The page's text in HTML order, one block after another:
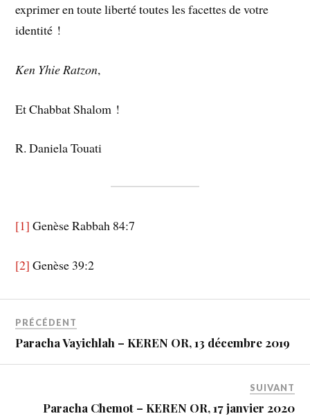
exprimer en toute liberté toutes les facettes de votre
identité !
Ken Yhie Ratzon,
Et Chabbat Shalom !
R. Daniela Touati
[1] Genèse Rabbah 84:7
[2] Genèse 39:2
PRÉCÉDENT
Paracha Vayichlah – KEREN OR, 13 décembre 2019
SUIVANT
Paracha Chemot – KEREN OR, 17 janvier 2020